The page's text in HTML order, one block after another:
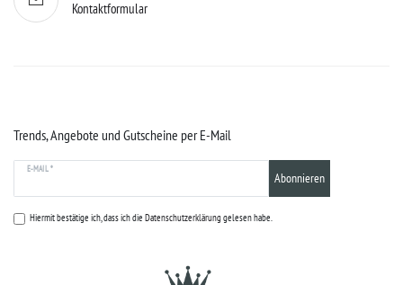
Kontaktformular
Trends, Angebote und Gutscheine per E-Mail
E-MAIL *
Abonnieren
Hiermit bestätige ich, dass ich die Datenschutzerklärunggelesen habe.